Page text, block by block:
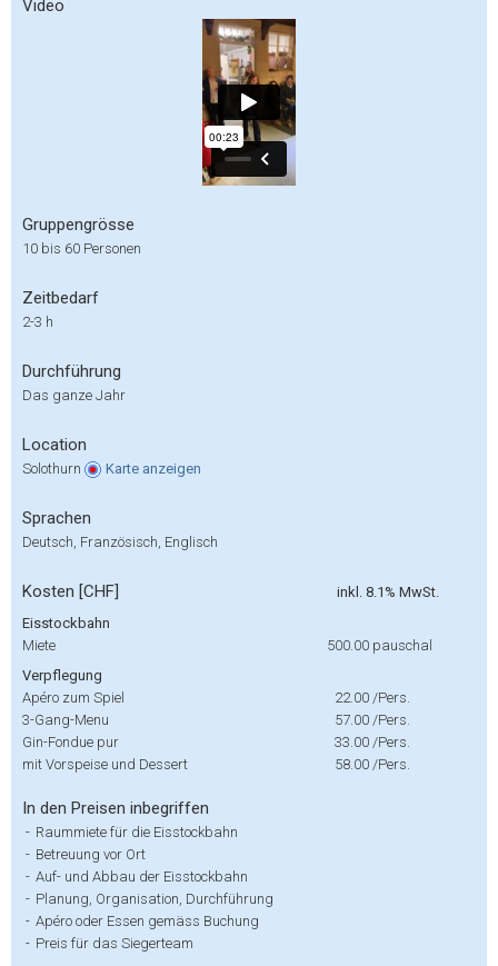
Video
Gruppengrösse
10 bis 60 Personen
Zeitbedarf
2-3 h
Durchführung
Das ganze Jahr
Location
Solothurn Karte anzeigen
Sprachen
Deutsch, Französisch, Englisch
Kosten [CHF]
inkl. 8.1% MwSt.
Eisstockbahn
Miete
500.00 pauschal
Verpflegung
Apéro zum Spiel
22.00 /Pers.
3-Gang-Menu
57.00 /Pers.
Gin-Fondue pur
33.00 /Pers.
mit Vorspeise und Dessert
58.00 /Pers.
In den Preisen inbegriffen
- Raummiete für die Eisstockbahn
- Betreuung vor Ort
- Auf- und Abbau der Eisstockbahn
- Planung, Organisation, Durchführung
- Apéro oder Essen gemäss Buchung
- Preis für das Siegerteam